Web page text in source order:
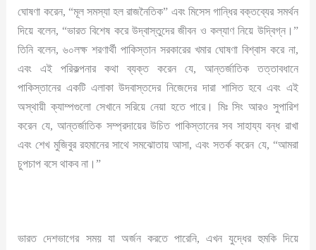
ঘোষণা করেন, “মূল সমস্যা হল রাজনৈতিক” এবং মিসেস গান্ধির বক্তব্যের সমর্থন
দিয়ে বলেন, “ভারত বিশেষ করে উদ্বাস্তুদের জীবন ও কল্যাণ নিয়ে উদ্বিগ্ন।”
তিনি বলেন, ৬০লক্ষ শরণার্থী পাকিস্তান সরকারের খমার ঘোষণা বিশ্বাস করে না,
এবং এই পরিকল্পনার কথা ব্যক্ত করেন যে, আন্তর্জাতিক তত্তাবধানে
পাকিস্তানের একটি এলাকা উদবাস্তদের নিজেদের দারা শাসিত হবে এবং এই
অস্থায়ী ক্যাম্পগুলো সেখানে সরিয়ে নেয়া হতে পারে। মিঃ সিং আরও সুপারিশ
করেন যে, আন্তর্জাতিক সম্প্রদায়ের উচিত পাকিস্তানের সব সাহায্য বন্ধ রাখা
এবং শেখ মুজিবুর রহমানের সাথে সমঝোতায় আসা, এবং সতর্ক করেন যে, “আমরা
চুপচাপ বসে থাকব না।”
ভারত দেশভাগের সময় যা অর্জন করতে পারেনি, এখন যুদ্ধের হুমকি দিয়ে